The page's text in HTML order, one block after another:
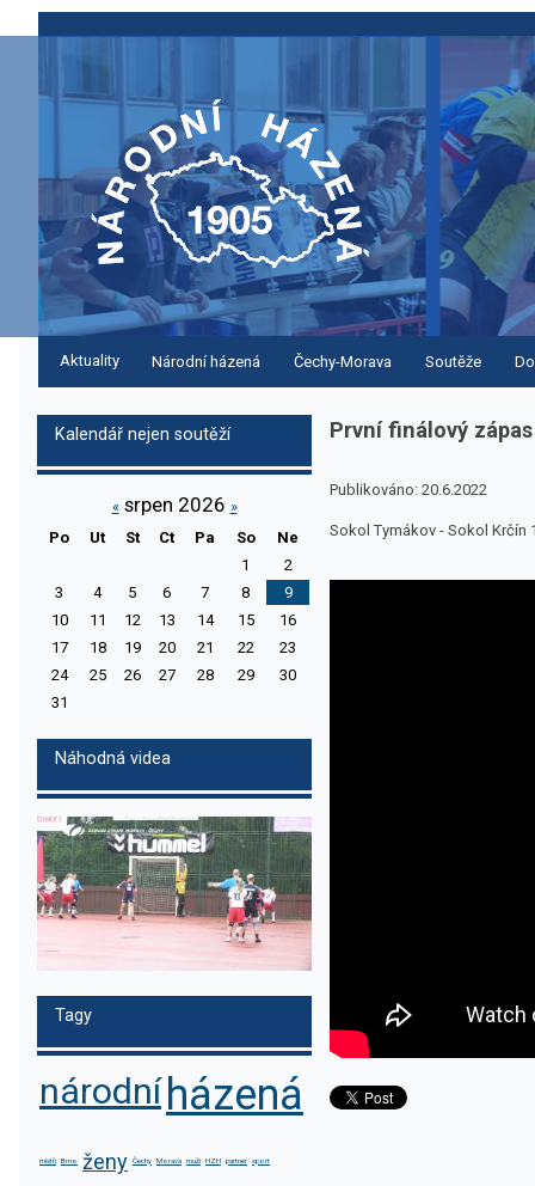
Aktuality Národní házená Čechy-Morava Soutěže
Kalendář nejen soutěží
«srpen 2026 »
Po
Ut St Ct Pa So
Ne
1
2
3
4 5 6 7 8
9
10
11 12 13 14 15
16
17
18 19 20 21 22
23
24
25 26 27 28 29
30
31
Náhodná videa
Tagy
národní házená
mistři Brno ženy Čechy Morava muži HZH partner sport
První finálový
Publikováno: 20.6.2022
Sokol Tymákov - Sokol Krčín